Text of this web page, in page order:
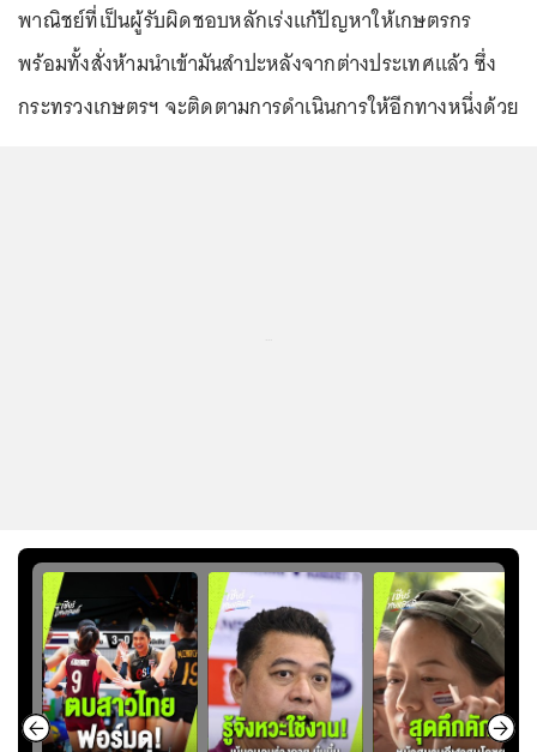
พาณิชย์ที่เป็นผู้รับผิดชอบหลักเร่งแก้ปัญหาให้เกษตรกร
พร้อมทั้งสั่งห้ามนำเข้ามันสำปะหลังจากต่างประเทศแล้ว ซึ่ง
กระทรวงเกษตรฯ จะติดตามการดำเนินการให้อีกทางหนึ่งด้วย